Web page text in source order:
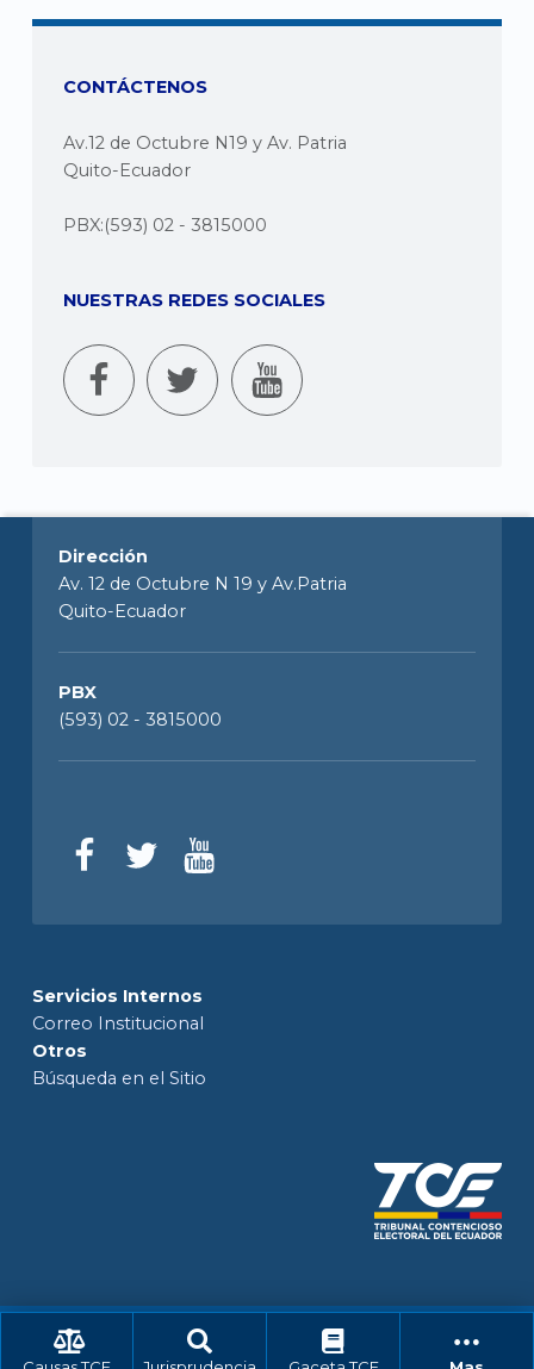
CONTÁCTENOS
Av.12 de Octubre N19 y Av. Patria
Quito-Ecuador
PBX:(593) 02 - 3815000
NUESTRAS REDES SOCIALES
Dirección
Av. 12 de Octubre N 19 y Av.Patria
Quito-Ecuador
PBX
(593) 02 - 3815000
Servicios Internos
Correo Institucional
Otros
Búsqueda en el Sitio